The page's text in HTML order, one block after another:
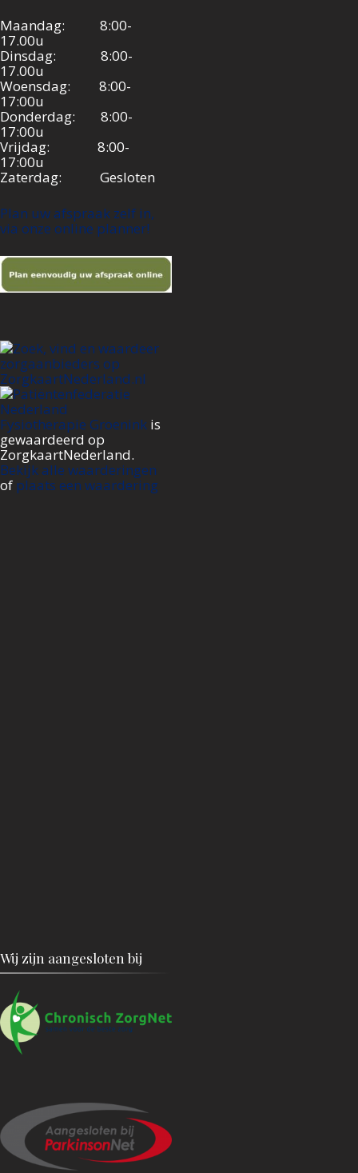
Maandag: 8:00-
17.00u
Dinsdag: 8:00-
17.00u
Woensdag: 8:00-
17:00u
Donderdag: 8:00-
17:00u
Vrijdag: 8:00-
17:00u
Zaterdag: Gesloten
Plan uw afspraak zelf in,
via onze online planner!
Fysiotherapie Groenink is
gewaardeerd op
ZorgkaartNederland.
Bekijk alle waarderingen
of plaats een waardering
Wij zijn aangesloten bij